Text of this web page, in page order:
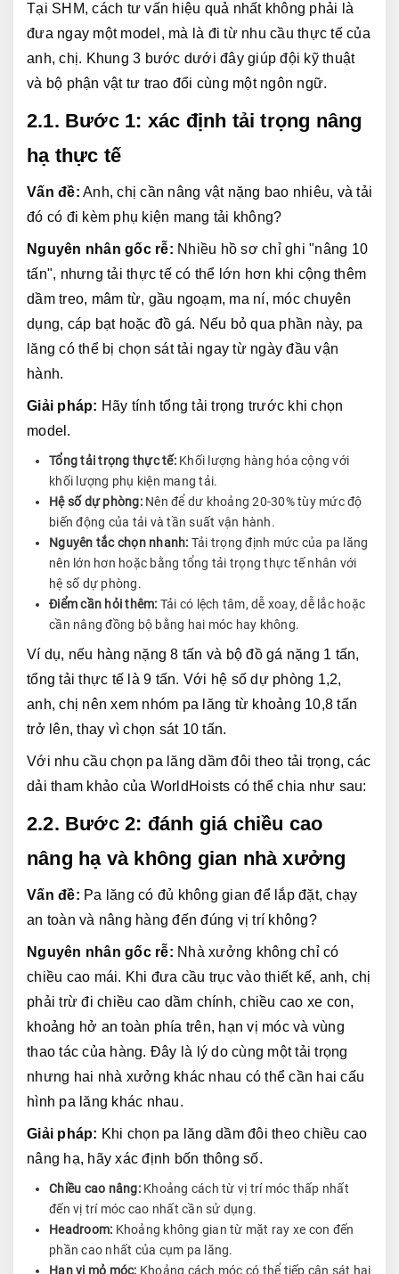
Tại SHM, cách tư vấn hiệu quả nhất không phải là
đưa ngay một model, mà là đi từ nhu cầu thực tế của
anh, chị. Khung 3 bước dưới đây giúp đội kỹ thuật
và bộ phận vật tư trao đổi cùng một ngôn ngữ.
2.1. Bước 1: xác định tải trọng nâng
hạ thực tế
Vấn đề: Anh, chị cần nâng vật nặng bao nhiêu, và tải
đó có đi kèm phụ kiện mang tải không?
Nguyên nhân gốc rễ: Nhiều hồ sơ chỉ ghi "nâng 10
tấn", nhưng tải thực tế có thể lớn hơn khi cộng thêm
dầm treo, mâm từ, gầu ngoạm, ma ní, móc chuyên
dụng, cáp bạt hoặc đồ gá. Nếu bỏ qua phần này, pa
lăng có thể bị chọn sát tải ngay từ ngày đầu vận
hành.
Giải pháp: Hãy tính tổng tải trọng trước khi chọn
model.
Tổng tải trọng thực tế:Khối lượng hàng hóa cộng với
khối lượng phụ kiện mang tải.
Hệ số dự phòng:Nên để dư khoảng 20-30% tùy mức độ
biến động của tải và tần suất vận hành.
Nguyên tắc chọn nhanh: Tải trọng định mức của pa lăng
nên lớn hơn hoặc bằng tổng tải trọng thực tế nhân với
hệ số dự phòng.
Điểm cần hỏi thêm: Tải có lệch tâm, dễ xoay, dễ lắc hoặc
cần nâng đồng bộ bằng hai móc hay không.
Ví dụ, nếu hàng nặng 8 tấn và bộ đồ gá nặng 1 tấn,
tổng tải thực tế là 9 tấn. Với hệ số dự phòng 1,2,
anh, chị nên xem nhóm pa lăng từ khoảng 10,8 tấn
trở lên, thay vì chọn sát 10 tấn.
Với nhu cầu chọn pa lăng dầm đôi theo tải trọng, các
dải tham khảo của WorldHoists có thể chia như sau:
2.2. Bước 2: đánh giá chiều cao
nâng hạ và không gian nhà xưởng
Vấn đề: Pa lăng có đủ không gian để lắp đặt, chạy
an toàn và nâng hàng đến đúng vị trí không?
Nguyên nhân gốc rễ: Nhà xưởng không chỉ có
chiều cao mái. Khi đưa cầu trục vào thiết kế, anh, chị
phải trừ đi chiều cao dầm chính, chiều cao xe con,
khoảng hở an toàn phía trên, hạn vị móc và vùng
thao tác của hàng. Đây là lý do cùng một tải trọng
nhưng hai nhà xưởng khác nhau có thể cần hai cấu
hình pa lăng khác nhau.
Giải pháp: Khi chọn pa lăng dầm đôi theo chiều cao
nâng hạ, hãy xác định bốn thông số.
Chiều cao nâng:Khoảng cách từ vị trí móc thấp nhất
đến vị trí móc cao nhất cần sử dụng.
Headroom: Khoảng không gian từ mặt ray xe con đến
phần cao nhất của cụm pa lăng.
Hạn vị mỏ móc: Khoảng cách móc có thể tiếp cận sát hai